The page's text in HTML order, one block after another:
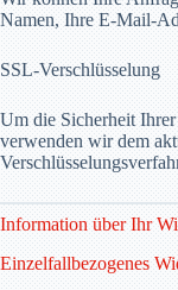
Namen, Ihre E-Mail-
SSL-Verschlüsselung
Um die Sicherheit
verwenden wir dem
Information über Ihr
Einzelfallbezogenes